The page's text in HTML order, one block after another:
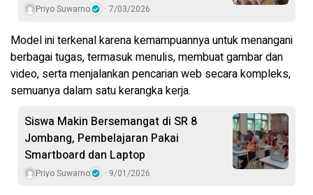
Priyo Suwarno 7/03/2026
Model ini terkenal karena kemampuannya untuk menangani
berbagai tugas, termasuk menulis, membuat gambar dan
video, serta menjalankan pencarian web secara kompleks,
semuanya dalam satu kerangka kerja.
Siswa Makin Bersemangat di SR 8
Jombang, Pembelajaran Pakai
Smartboard dan Laptop
Priyo Suwarno 9/01/2026